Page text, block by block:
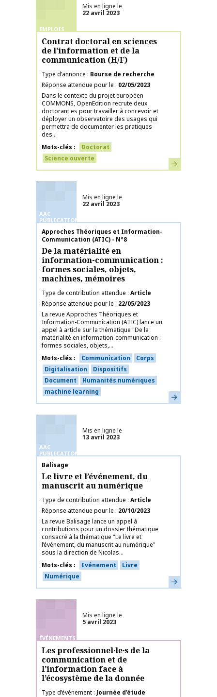
EMPLOIS
Mis en ligne le
22 avril 2023
Contrat doctoral en sciences
de l’information et de la
communication (H/F)
Type d’annonce
Bourse de recherche
Réponse attendue pour le
02/05/2023
Dans le contexte du projet européen
COMMONS, OpenEdition recrute deux
doctorant·es pour travailler à concevoir et
déployer un observatoire des usages qui
permettra de documenter les pratiques
des...
Mots-clés
Doctorat
Science ouverte
En savoir plus
AAC
PUBLICATIONS
Mis en ligne le
22 avril 2023
Nom de la publication
Approches Théoriques et Information-
Communication (ATIC) - N°8
De la matérialité en
information-communication :
formes sociales, objets,
machines, mémoires
Type de contribution attendue Article
Réponse attendue pour le
22/05/2023
La revue Approches Théoriques et
Information-Communication (ATIC) lance un
appel à article sur la thématique "De la
matérialité en information-communication :
formes sociales, objets,...
Mots-clés
Communication
Corps
Digitalisation
Dispositifs
Document
Humanités numériques
machine learning
En savoir plus
AAC
PUBLICATIONS
Mis en ligne le
13 avril 2023
Nom de la publication
Balisage
Le livre et l’événement, du
manuscrit au numérique
Type de contribution attendue Article
Réponse attendue pour le
20/10/2023
La revue Balisage lance un appel à
contributions pour un dossier thématique
consacré à la thématique "Le livre et
l’événement, du manuscrit au numérique"
sous la direction de Nicolas...
Mots-clés
Evénement
Livre
Numérique
En savoir plus
ÉVÉNEMENTS
Mis en ligne le
5 avril 2023
Les professionnel‧le‧s de la
communication et de
l’information face à
l’écosystème de la donnée
Type d’événement Journée d’étude